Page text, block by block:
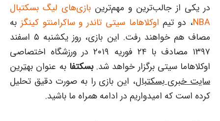
در یکی از جالب‌ترین و مهم‌ترینبازی‌های لیگ بسکتبال
NBA، دو تیم اوکلاهاما سیتی تاندر و ساکرامنتو کینگز به
مصاف هم خواهند رفت. این بازی، روز یکشنبه ۵ اسفند
۱۳۹۷ مصادف با ۲۴ فوریه ۲۰۱۹ در ورزشگاه اختصاصی
اوکلاهاما سیتی برگزار خواهد شد.بسکتفا به عنوان بهترین
سایت خبری بسکتبال، این بازی را به صورت دقیق تحلیل
کرده است که امیدواریم در ادامه همراه ما باشید.